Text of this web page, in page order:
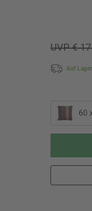
UVP €
Auf Lager,
60